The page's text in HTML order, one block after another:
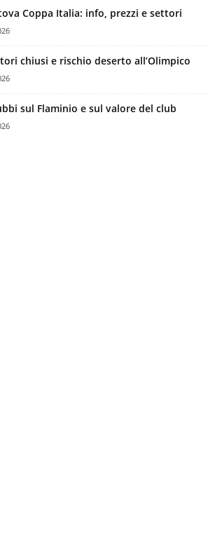
Coppa Italia: info, prezzi e settori
chiusi e rischio deserto all’Olimpico
sul Flaminio e sul valore del club